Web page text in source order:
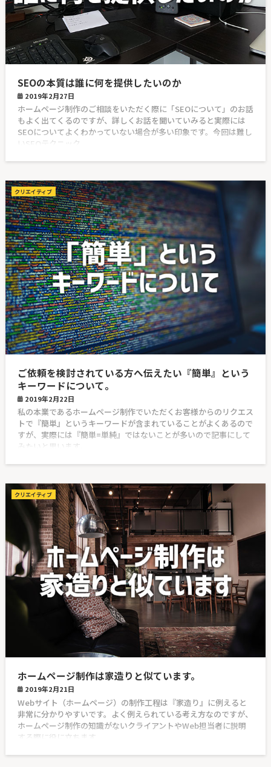
SEOの本質は誰に何を提供したいのか
2019年2月27日
ホームページ制作のご相談をいただく際に「SEOについて」のお話
もよく出てくるのですが、詳しくお話を聞いていみると実際には
SEOについてよくわかっていない場合が多い印象です。今回は難し
いSEOテクニック
クリエイティブ
ご依頼を検討されている方へ伝えたい『簡単』という
キーワードについて。
2019年2月22日
私の本業であるホームページ制作でいただくお客様からのリクエス
トで『簡単』というキーワードが含まれていることがよくあるので
すが、実際には『簡単=単純』ではないことが多いので記事にして
みたいと思います。
クリエイティブ
ホームページ制作は家造りと似ています。
2019年2月21日
Webサイト（ホームページ）の制作工程は『家造り』に例えると
非常に分かりやすいです。よく例えられている考え方なのですが、
ホームページ制作の知識がないクライアントやWeb担当者に説明
する際に役に立ちます